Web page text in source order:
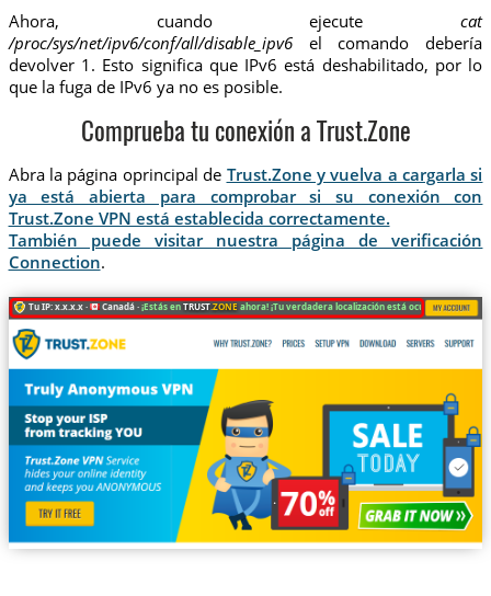
Ahora, cuando ejecutecat
/proc/sys/net/ipv6/conf/all/disable_ipv6el comando debería
devolver 1. Esto significa que IPv6 está deshabilitado, por lo
que la fuga de IPv6 ya no es posible.
Comprueba tu conexión a Trust.Zone
Abra la página oprincipal de Trust.Zone y vuelva a cargarla si
ya está abierta para comprobar si su conexión con
Trust.Zone VPN está establecida correctamente.
También puede visitar nuestra página de verificación
Connection.
Tu IP: x.x.x.x · Canadá ·¡Estás enTRUST.ZONE ahora! ¡Tu verdadera localización está oculta!